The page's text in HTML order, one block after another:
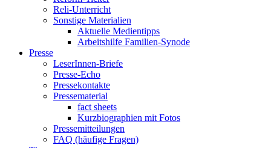
Reli-Unterricht
Sonstige Materialien
Aktuelle Medientipps
Arbeitshilfe Familien-Synode
Presse
LeserInnen-Briefe
Presse-Echo
Pressekontakte
Pressematerial
fact sheets
Kurzbiographien mit Fotos
Pressemitteilungen
FAQ (häufige Fragen)